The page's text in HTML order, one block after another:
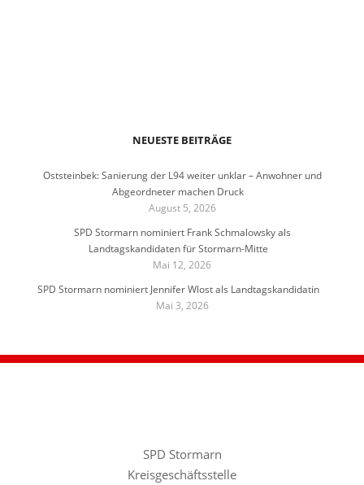
NEUESTE BEITRÄGE
Oststeinbek: Sanierung der L94 weiter unklar – Anwohner und
Abgeordneter machen Druck
August 5, 2026
SPD Stormarn nominiert Frank Schmalowsky als
Landtagskandidaten für Stormarn-Mitte
Mai 12, 2026
SPD Stormarn nominiert Jennifer Wlost als Landtagskandidatin
Mai 3, 2026
SPD Stormarn
Kreisgeschäftsstelle